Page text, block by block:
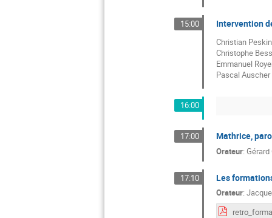
15:00 Intervention
Christian
Christophe
Emmanuel
Pascal
16:00
17:00 Mathrice,
Orateur: Gérard
17:10 Les
Orateur: